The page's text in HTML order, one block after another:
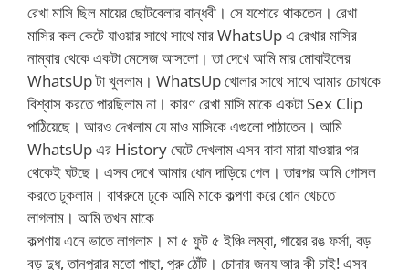
রেখা মাসি ছিল মায়ের ছোটবেলার বান্ধবী। সে যশোরে থাকতেন। রেখা
মাসির কল কেটে যাওয়ার সাথে সাথে মার WhatsUp এ রেখার মাসির
নাম্বার থেকে একটা মেসেজ আসলো। তা দেখে আমি মার মোবাইলের
WhatsUp টা খুললাম। WhatsUp খোলার সাথে সাথে আমার চোখকে
বিশ্বাস করতে পারছিলাম না। কারণ রেখা মাসি মাকে একটা Sex Clip
পাঠিয়েছে। আরও দেখলাম যে মাও মাসিকে এগুলো পাঠাতেন। আমি
WhatsUp এর History ঘেটে দেখলাম এসব বাবা মারা যাওয়ার পর
থেকেই ঘটছে। এসব দেখে আমার ধোন দাড়িয়ে গেল। তারপর আমি গোসল
করতে ঢুকলাম। বাথরুমে ঢুকে আমি মাকে কল্পণা করে ধোন খেচতে
লাগলাম। আমি তখন মাকে
কল্পণায় এনে ভাতে লাগলাম। মা ৫ ফুট ৫ ইঞ্চি লম্বা, গায়ের রঙ ফর্সা, বড়
বড় দুধ, তানপুরার মতো পাছা, পুরু ঠোঁট। চোদার জন্য আর কী চাই! এসব